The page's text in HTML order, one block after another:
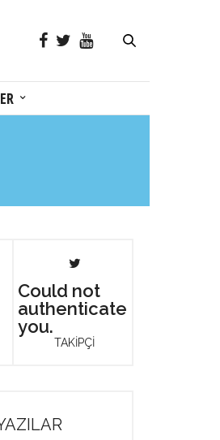
Could not
authenticate
you.
TAKİPÇİ